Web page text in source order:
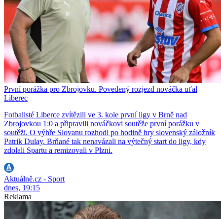
První porážka pro Zbrojovku. Povedený rozjezd nováčka uťal
Liberec
Fotbalisté Liberce zvítězili ve 3. kole první ligy v Brně nad
Zbrojovkou 1:0 a připravili nováčkovi soutěže první porážku v
soutěži. O výhře Slovanu rozhodl po hodině hry slovenský záložník
Patrik Dulay. Brňané tak nenavázali na výtečný start do ligy, kdy
zdolali Spartu a remizovali v Plzni.
Aktuálně.cz - Sport
dnes, 19:15
Reklama